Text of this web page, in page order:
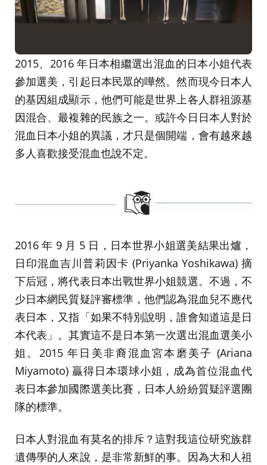
2015、2016 年日本相繼選出混血的日本小姐代表
參加選美，引起日本民眾的嘩然。然而現今日本人
的基因組成顯示，他們可能是世界上各人群祖源基
因混合、最複雜的民族之一。或許今日日本人對於
混血日本小姐的異議，才只是個開端，會有越來越
多人喜歡接受混血也說不定。
2016 年 9 月 5 日，日本世界小姐選美結果出爐，
日印混血吉川普莉因卡 (Priyanka Yoshikawa) 摘
下后冠，將代表日本出戰世界小姐競選。不過，不
少日本網民質疑評審標準，他們認為混血兒不應代
表日本，又指「如果不特別說明，誰會知道這是日
本代表」。其實這不是日本第一次選出混血選美小
姐。2015 年日美非裔混血宮本磨美子 (Ariana
Miyamoto) 贏得日本環球小姐，成為首位混血代
表日本參加國際選美比賽，日本人紛紛質疑評選團
隊的標準。
日本人對混血有莫名的排斥？這對我這位研究族群
遺傳學的人來說，是非常新鮮的事。因為大和人祖